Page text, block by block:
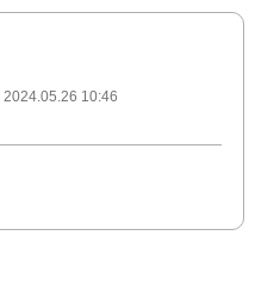
2024.05.26 10:46